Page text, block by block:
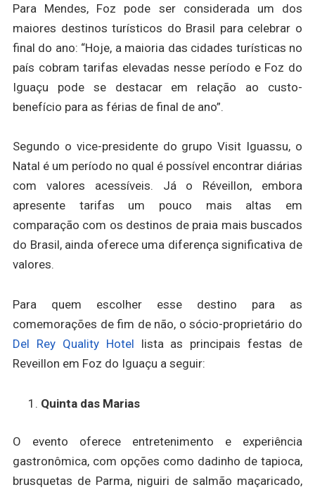
Para Mendes, Foz pode ser considerada um dos
maiores destinos turísticos do Brasil para celebrar o
final do ano: “Hoje, a maioria das cidades turísticas no
país cobram tarifas elevadas nesse período e Foz do
Iguaçu pode se destacar em relação ao custo-
benefício para as férias de final de ano”.
Segundo o vice-presidente do grupo Visit Iguassu, o
Natal é um período no qual é possível encontrar diárias
com valores acessíveis. Já o Réveillon, embora
apresente tarifas um pouco mais altas em
comparação com os destinos de praia mais buscados
do Brasil, ainda oferece uma diferença significativa de
valores.
Para quem escolher esse destino para as
comemorações de fim de não, o sócio-proprietário do
Del Rey Quality Hotel lista as principais festas de
Reveillon em Foz do Iguaçu a seguir:
Quinta das Marias
O evento oferece entretenimento e experiência
gastronômica, com opções como dadinho de tapioca,
brusquetas de Parma, niguiri de salmão maçaricado,